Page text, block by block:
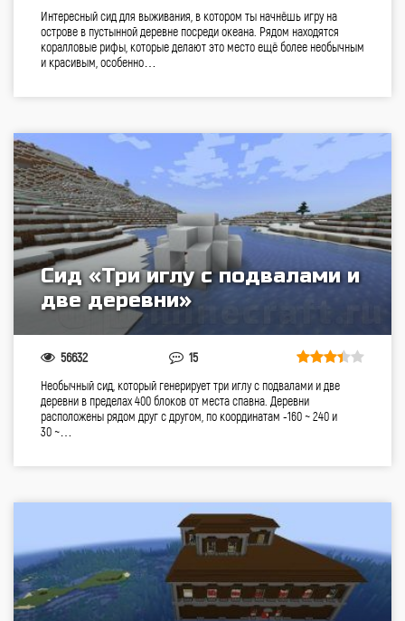
Интересный сид для выживания, в котором ты начнёшь игру на
острове в пустынной деревне посреди океана. Рядом находятся
коралловые рифы, которые делают это место ещё более необычным
и красивым, особенно…
Сид «Три иглу с подвалами и
две деревни»
56632 15
Необычный сид, который генерирует три иглу с подвалами и две
деревни в пределах 400 блоков от места спавна. Деревни
расположены рядом друг с другом, по координатам -160 ~ 240 и
30 ~…